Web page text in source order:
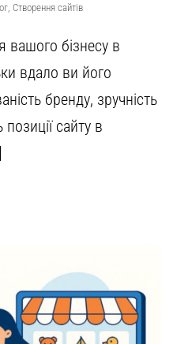
Створення сайтів
вашого бізнесу в
вдало ви його
бренду, зручність
сайту в